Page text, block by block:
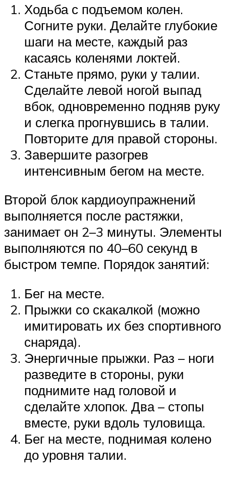
Ходьба с подъемом колен.
Согните руки. Делайте глубокие
шаги на месте, каждый раз
касаясь коленями локтей.
Станьте прямо, руки у талии.
Сделайте левой ногой выпад
вбок, одновременно подняв руку
и слегка прогнувшись в талии.
Повторите для правой стороны.
Завершите разогрев
интенсивным бегом на месте.
Второй блок кардиоупражнений
выполняется после растяжки,
занимает он 2–3 минуты. Элементы
выполняются по 40–60 секунд в
быстром темпе. Порядок занятий:
Бег на месте.
Прыжки со скакалкой (можно
имитировать их без спортивного
снаряда).
Энергичные прыжки. Раз – ноги
разведите в стороны, руки
поднимите над головой и
сделайте хлопок. Два – стопы
вместе, руки вдоль туловища.
Бег на месте, поднимая колено
до уровня талии.